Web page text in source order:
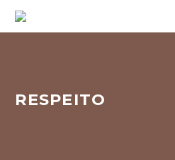
RESPEITO